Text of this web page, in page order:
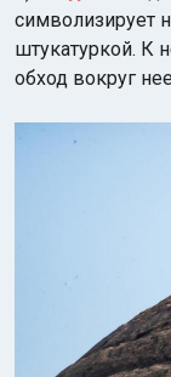
символизирует
штукатуркой. К
обход вокруг